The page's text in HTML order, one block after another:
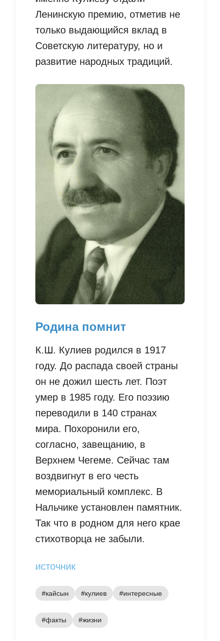
Ленинскую премию, отметив не
только выдающийся вклад в
Советскую литературу, но и
развитие народных традиций.
Родина помнит
К.Ш. Кулиев родился в 1917
году. До распада своей страны
он не дожил шесть лет. Поэт
умер в 1985 году. Его поэзию
переводили в 140 странах
мира. Похоронили его,
согласно, завещанию, в
Верхнем Чегеме. Сейчас там
воздвигнут в его честь
мемориальный комплекс. В
Нальчике установлен памятник.
Так что в родном для него крае
стихотворца не забыли.
источник
#кайсын #кулиев #интересные
#факты #жизни